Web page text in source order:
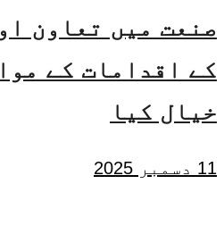
صنعت میں تعاون
کے اقدامات کے
خیال کیا
11 دسمبر 2025